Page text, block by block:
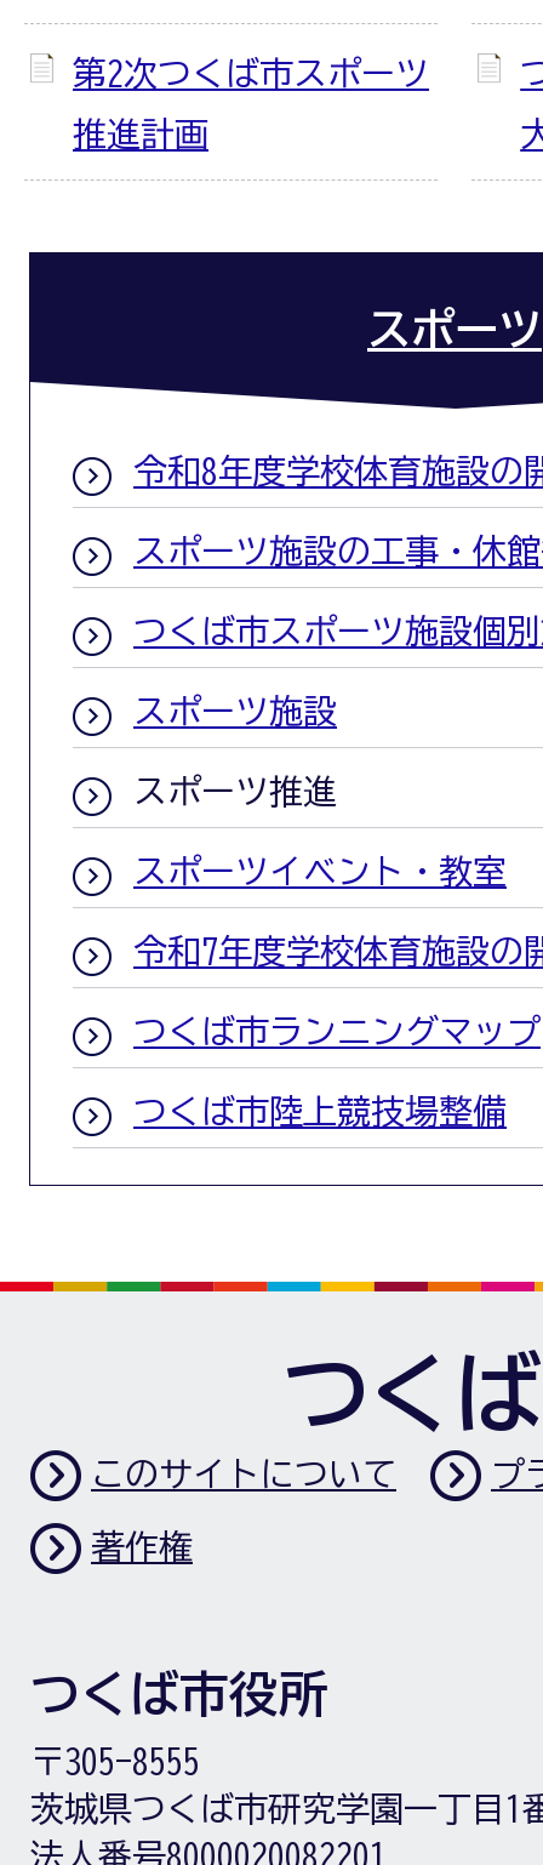
第2次つくば市スポーツ
推進計画
スポーツ
令和8年度学校体育施設の
スポーツ施設の工事・休
つくば市スポーツ施設個
スポーツ施設
スポーツ推進
スポーツイベント・教室
令和7年度学校体育施設の
つくば市ランニングマップ
つくば市陸上競技場整備
つく
このサイトについて プ
著作権
つくば市役所
〒305-8555
茨城県つくば市研究学園一丁目1
法人番号8000020082201